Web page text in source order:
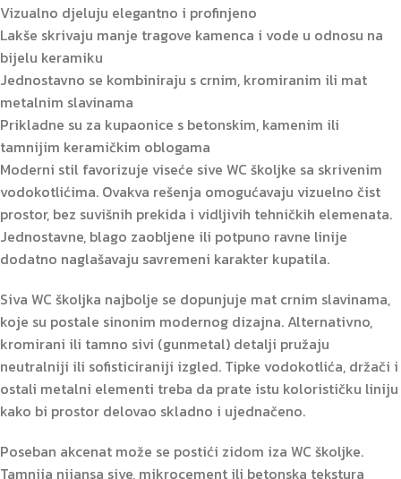
Vizualno djeluju elegantno i profinjeno
Lakše skrivaju manje tragove kamenca i vode u odnosu na
bijelu keramiku
Jednostavno se kombiniraju s crnim, kromiranim ili mat
metalnim slavinama
Prikladne su za kupaonice s betonskim, kamenim ili
tamnijim keramičkim oblogama
Moderni stil favorizuje viseće sive WC školjke sa skrivenim
vodokotlićima. Ovakva rešenja omogućavaju vizuelno čist
prostor, bez suvišnih prekida i vidljivih tehničkih elemenata.
Jednostavne, blago zaobljene ili potpuno ravne linije
dodatno naglašavaju savremeni karakter kupatila.
Siva WC školjka najbolje se dopunjuje mat crnim slavinama,
koje su postale sinonim modernog dizajna. Alternativno,
kromirani ili tamno sivi (gunmetal) detalji pružaju
neutralniji ili sofisticiraniji izgled. Tipke vodokotlića, držači i
ostali metalni elementi treba da prate istu kolorističku liniju
kako bi prostor delovao skladno i ujednačeno.
Poseban akcenat može se postići zidom iza WC školjke.
Tamnija nijansa sive, mikrocement ili betonska tekstura